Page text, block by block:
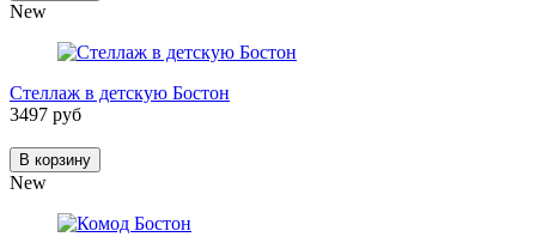
New
Стеллаж в детскую Бостон
3497 руб
В корзину
New